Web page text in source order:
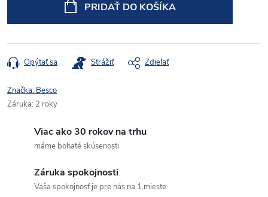
PRIDAŤ DO KOŠÍKA
Opýtať sa Strážiť Zdieľať
Značka: Besco
Záruka: 2 roky
Viac ako 30 rokov na trhu
máme bohaté skúsenosti
Záruka spokojnosti
Vaša spokojnosť je pre nás na 1.mieste